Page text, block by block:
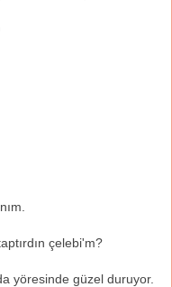
çelebi'm?
yöresinde güzel duruyor.